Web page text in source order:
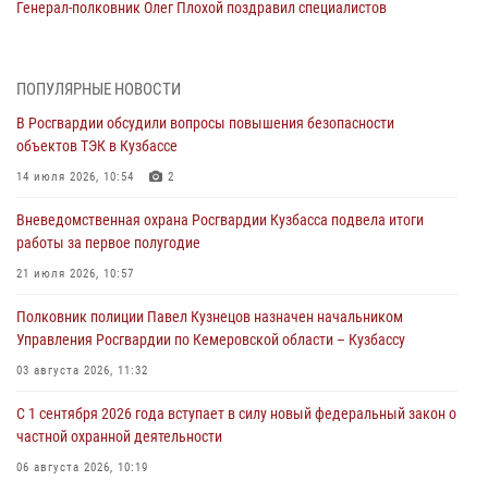
Генерал-полковник Олег Плохой поздравил специалистов
07 августа 2026, 05:32
С 1 сентября 2026 года вступает в силу новый федеральный закон о
частной охранной деятельности
06 августа 2026, 10:19
Росгвардейцы задержали предполагаемого виновника причинения
ножевого ранения кемеровчанину
06 августа 2026, 09:18
Росгвардейцы задержали мужчину, повредившего имущество
горожанки
06 августа 2026, 08:17
Росгвардейцы пресекли противоправные действия и защитили
новокузнечанку от агрессивного знакомого
06 августа 2026, 07:16
ПОПУЛЯРНЫЕ НОВОСТИ
В Росгвардии обсудили вопросы повышения безопасности
объектов ТЭК в Кузбассе
14 июля 2026, 10:54 2
Вневедомственная охрана Росгвардии Кузбасса подвела итоги
работы за первое полугодие
21 июля 2026, 10:57
Полковник полиции Павел Кузнецов назначен начальником
Управления Росгвардии по Кемеровской области – Кузбассу
03 августа 2026, 11:32
С 1 сентября 2026 года вступает в силу новый федеральный закон о
частной охранной деятельности
06 августа 2026, 10:19